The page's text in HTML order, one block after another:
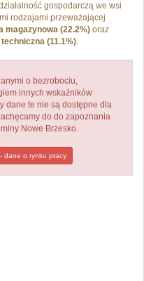
gospodarczą we wsi
rodzajami przeważającej
magazynowa (22.2%) oraz
(11.1%).
o bezrobociu,
innych wskaźników
dane te nie są dostępne dla
do do zapoznania
Nowe Brzesko.
dane o rynku pracy